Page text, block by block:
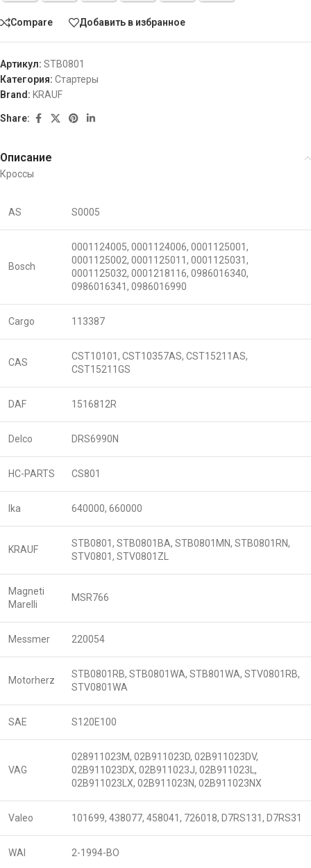
Compare Добавить в избранное
Артикул: STB0801
Категория: Стартеры
Brand: KRAUF
Share:
Описание
Кроссы
AS S0005
Bosch
0001124005, 0001124006, 0001125001,
0001125002, 0001125011, 0001125031,
0001125032, 0001218116, 0986016340,
0986016341, 0986016990
Cargo 113387
CAS
CST10101, CST10357AS, CST15211AS,
CST15211GS
DAF 1516812R
Delco DRS6990N
HC-PARTS CS801
Ika 640000, 660000
KRAUF
STB0801, STB0801BA, STB0801MN, STB0801RN,
STV0801, STV0801ZL
Magneti
Marelli
MSR766
Messmer 220054
Motorherz
STB0801RB, STB0801WA, STB801WA, STV0801RB,
STV0801WA
SAE S120E100
VAG
028911023M, 02B911023D, 02B911023DV,
02B911023DX, 02B911023J, 02B911023L,
02B911023LX, 02B911023N, 02B911023NX
Valeo 101699, 438077, 458041, 726018, D7RS131, D7RS31
WAI 2-1994-BO